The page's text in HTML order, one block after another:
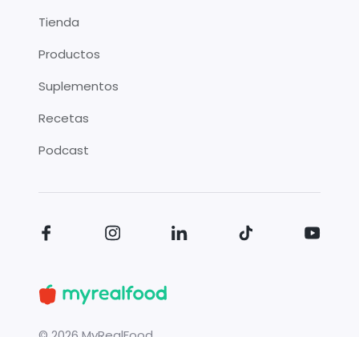
Tienda
Productos
Suplementos
Recetas
Podcast